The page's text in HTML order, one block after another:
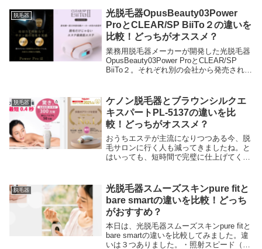
う方も多いのではないでしょうか。自身の
毛の処理に悩...
脱毛器
光脱毛器OpusBeauty03Power
ProとCLEAR/SP BiiTo２の違いを
比較！どっちがオススメ？
業務用脱毛器メーカーが開発した光脱毛器
OpusBeauty03Power ProとCLEAR/SP
BiiTo２。それぞれ別の会社から発売されて
ないと評判です。今の...
脱毛器
ケノン脱毛器とブラウンシルクエ
キスパートPL-5137の違いを比
較！どっちがオススメ？
おうちエステが主流になりつつある今、脱
毛サロンに行く人も減ってきましたね。と
はいっても、短時間で完璧に仕上げてくれ
ているのか。それは、男性にも愛用者が増
えたことと、...
脱毛器
光脱毛器スムーズスキンpure fitと
bare smartの違いを比較！どっち
がおすすめ？
本日は、光脱毛器スムーズスキンpure fitと
bare smartの違いを比較してみました。違
いは３つありました。・照射スピード（一